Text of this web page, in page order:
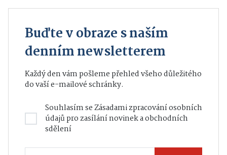
Buďte v obraze s naším
denním newsletterem
Každý den vám pošleme přehled všeho důležitého
do vaší e-mailové schránky.
Souhlasím seZásadami zpracování osobních
údajůpro zasílání novinek a obchodních
sdělení